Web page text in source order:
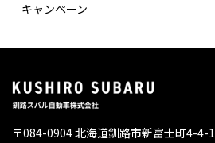
キャンペーン
〒084-0904 北海道釧路市新富士町4-4-1